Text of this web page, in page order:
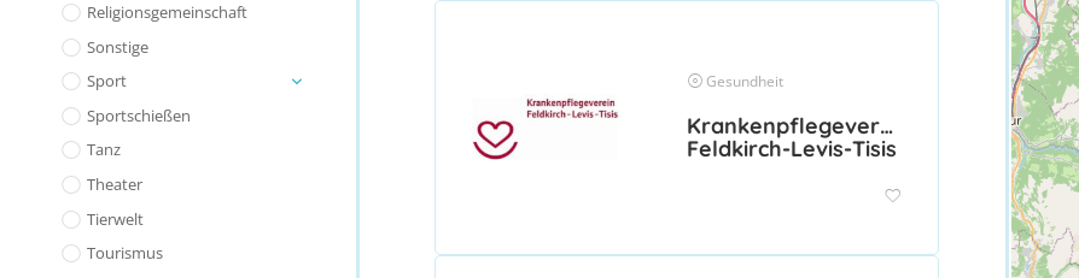
Religionsgemeinschaft
Sonstige
Sport
Sportschießen
Tanz
Theater
Tierwelt
Tourismus
Gesundheit
Krankenpflegeverein
Feldkirch-Levis-Tisis